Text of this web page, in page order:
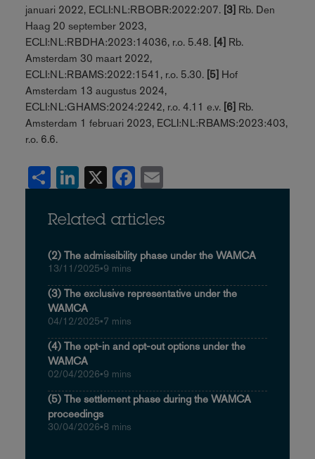
januari 2022, ECLI:NL:RBOBR:2022:207. [3] Rb. Den
Haag 20 september 2023,
ECLI:NL:RBDHA:2023:14036, r.o. 5.48. [4] Rb.
Amsterdam 30 maart 2022,
ECLI:NL:RBAMS:2022:1541, r.o. 5.30. [5] Hof
Amsterdam 13 augustus 2024,
ECLI:NL:GHAMS:2024:2242, r.o. 4.11 e.v. [6] Rb.
Amsterdam 1 februari 2023, ECLI:NL:RBAMS:2023:403,
r.o. 6.6.
Share LinkedIn Facebook
Related articles
(2) The admissibility phase under the WAMCA
13/11/2025•9 mins
(3) The exclusive representative under the
WAMCA
04/12/2025•7 mins
(4) The opt-in and opt-out options under the
WAMCA
02/04/2026•9 mins
(5) The settlement phase during the WAMCA
proceedings
30/04/2026•8 mins